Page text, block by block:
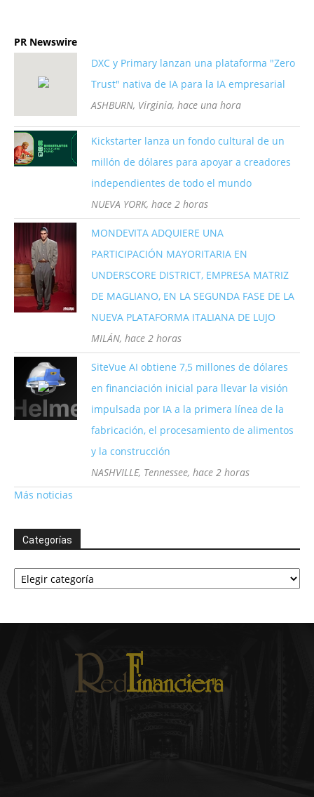
PR Newswire
DXC y Primary lanzan una plataforma "Zero
Trust" nativa de IA para la IA empresarial
ASHBURN, Virginia, hace una hora
Kickstarter lanza un fondo cultural de un
millón de dólares para apoyar a creadores
independientes de todo el mundo
NUEVA YORK, hace 2 horas
MONDEVITA ADQUIERE UNA
PARTICIPACIÓN MAYORITARIA EN
UNDERSCORE DISTRICT, EMPRESA MATRIZ
DE MAGLIANO, EN LA SEGUNDA FASE DE LA
NUEVA PLATAFORMA ITALIANA DE LUJO
MILÁN, hace 2 horas
SiteVue AI obtiene 7,5 millones de dólares
en financiación inicial para llevar la visión
impulsada por IA a la primera línea de la
fabricación, el procesamiento de alimentos
y la construcción
NASHVILLE, Tennessee, hace 2 horas
Más noticias
Categorías
Categorías